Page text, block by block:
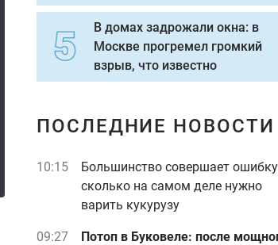
В домах задрожали окна: в
Москве прогремел громкий
взрыв, что известно
ПОСЛЕДНИЕ НОВОСТИ
10:15
Большинство совершает
сколько на самом деле нужно
варить кукурузу
09:27
Потоп в Буковеле: после